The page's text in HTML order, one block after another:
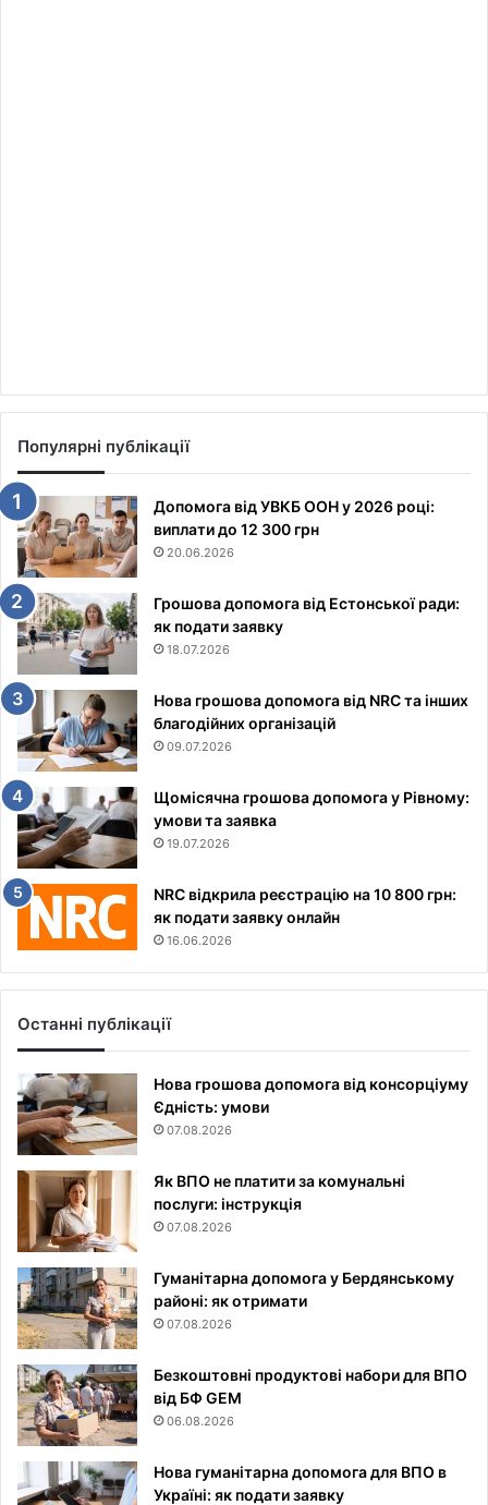
Популярні публікації
Допомога від УВКБ ООН у 2026 році:
виплати до 12 300 грн
20.06.2026
Грошова допомога від Естонської ради:
як подати заявку
18.07.2026
Нова грошова допомога від NRC та інших
благодійних організацій
09.07.2026
Щомісячна грошова допомога у Рівному:
умови та заявка
19.07.2026
NRC відкрила реєстрацію на 10 800 грн:
як подати заявку онлайн
16.06.2026
Останні публікації
Нова грошова допомога від консорціуму
Єдність: умови
07.08.2026
Як ВПО не платити за комунальні
послуги: інструкція
07.08.2026
Гуманітарна допомога у Бердянському
районі: як отримати
07.08.2026
Безкоштовні продуктові набори для ВПО
від БФ GEM
06.08.2026
Нова гуманітарна допомога для ВПО в
Україні: як подати заявку